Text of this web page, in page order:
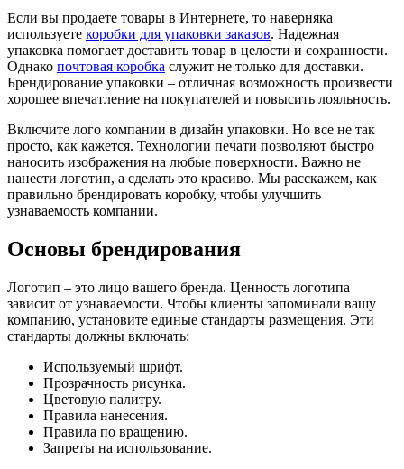
Если вы продаете товары в Интернете, то наверняка
используете коробки для упаковки заказов. Надежная
упаковка помогает доставить товар в целости и сохранности.
Однако почтовая коробка служит не только для доставки.
Брендирование упаковки – отличная возможность произвести
хорошее впечатление на покупателей и повысить лояльность.
Включите лого компании в дизайн упаковки. Но все не так
просто, как кажется. Технологии печати позволяют быстро
наносить изображения на любые поверхности. Важно не
нанести логотип, а сделать это красиво. Мы расскажем, как
правильно брендировать коробку, чтобы улучшить
узнаваемость компании.
Основы брендирования
Логотип – это лицо вашего бренда. Ценность логотипа
зависит от узнаваемости. Чтобы клиенты запоминали вашу
компанию, установите единые стандарты размещения. Эти
стандарты должны включать:
Используемый шрифт.
Прозрачность рисунка.
Цветовую палитру.
Правила нанесения.
Правила по вращению.
Запреты на использование.